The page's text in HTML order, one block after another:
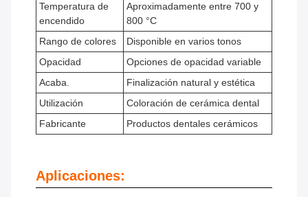
Temperatura de
encendido
Aproximadamente entre 700 y
800 °C
Rango de colores
Disponible en varios tonos
Opacidad
Opciones de opacidad variable
Acaba.
Finalización natural y estética
Utilización
Coloración de cerámica dental
Fabricante
Productos dentales cerámicos
Aplicaciones: